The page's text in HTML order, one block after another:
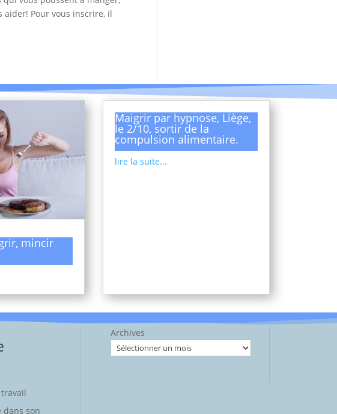
Pour vous inscrire, il
mincir
Maigrir par hypnose, Liège,
le 2/10, sortir de la
compulsion alimentaire.
lire la suite...
dans son
Archives